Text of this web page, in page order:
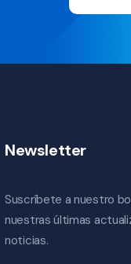
Newsletter
Suscríbete a nuestro
nuestras últimas
noticias.